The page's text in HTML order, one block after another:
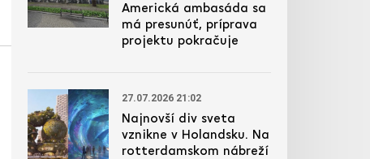
Americká ambasáda sa
má presunúť, príprava
projektu pokračuje
27.07.2026 21:02
Najnovší div sveta
vznikne v Holandsku. Na
rotterdamskom nábreží